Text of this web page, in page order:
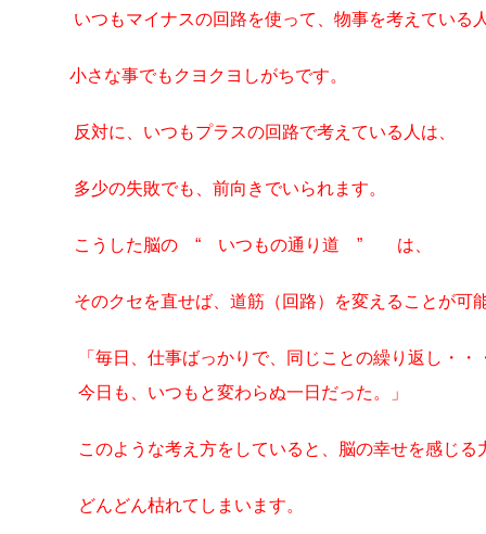
いつもマイナスの回路を使って、物事を考えている
小さな事でもクヨクヨしがちです。
反対に、いつもプラスの回路で考えている人は、
多少の失敗でも、前向きでいられます。
こうした脳の “ いつもの通り道 ” は、
そのクセを直せば、道筋（回路）を変えることが可
「毎日、仕事ばっかりで、同じことの繰り返し・・
今日も、いつもと変わらぬ一日だった。」
このような考え方をしていると、脳の幸せを感じる
どんどん枯れてしまいます。